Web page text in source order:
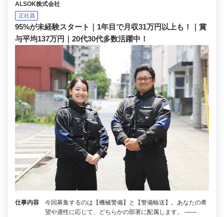
ALSOK株式会社
正社員
95%が未経験スタート｜1年目で月収31万円以上も！｜賞
与平均137万円｜20代30代多数活躍中！
仕事内容
今回募集するのは【機械警備】と【警備輸送】。あなたの希
望や適性に応じて、どちらかの部署に配属します。 ――